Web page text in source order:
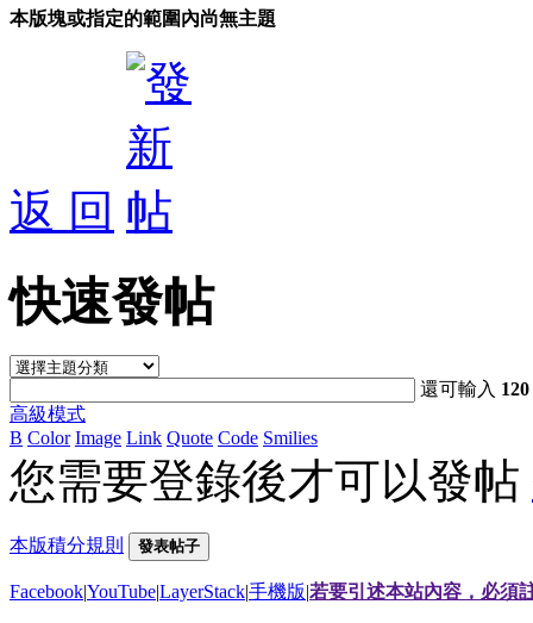
本版塊或指定的範圍內尚無主題
返 回
快速發帖
還可輸入 120
高級模式
B Color Image Link Quote Code Smilies
您需要登錄後才可以發帖
本版積分規則 發表帖子
Facebook|YouTube|LayerStack|手機版|若要引述本站內容，必須